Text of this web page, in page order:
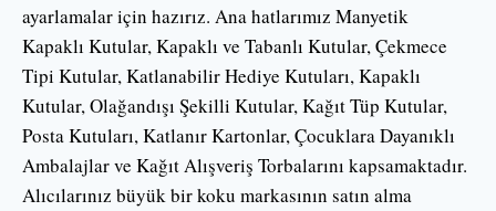
ayarlamalar için hazırız. Ana hatlarımız Manyetik
Kapaklı Kutular, Kapaklı ve Tabanlı Kutular, Çekmece
Tipi Kutular, Katlanabilir Hediye Kutuları, Kapaklı
Kutular, Olağandışı Şekilli Kutular, Kağıt Tüp Kutular,
Posta Kutuları, Katlanır Kartonlar, Çocuklara Dayanıklı
Ambalajlar ve Kağıt Alışveriş Torbalarını kapsamaktadır.
Alıcılarınız büyük bir koku markasının satın alma